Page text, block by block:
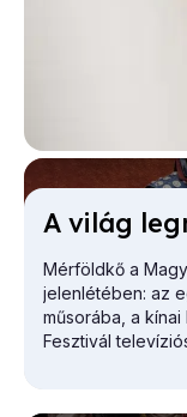
A vi­lág
Mérföldkő a
jelenlétében: az
műsorába, a
Fesztivál